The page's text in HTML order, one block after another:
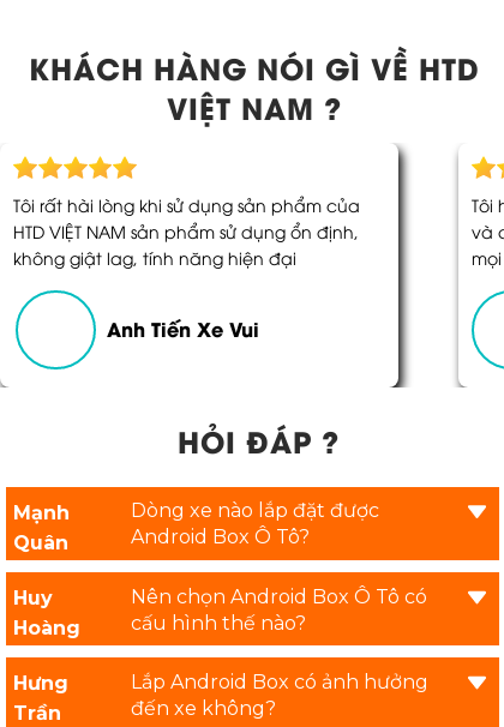
KHÁCH HÀNG NÓI GÌ VỀ HTD
VIỆT NAM ?
Tôi rất hài lòng khi sử dụng sản phẩm của
HTD VIỆT NAM sản phẩm sử dụng ổn định,
không giật lag, tính năng hiện đại
Anh Tiến Xe Vui
Tôi
và
HỎI ĐÁP ?
Hưng
Trần
Lắp Android Box có ảnh hưởng
đến xe không?
Huy
Hoàng
Nên chọn Android Box Ô Tô có
cấu hình thế nào?
Mạnh
Quân
Dòng xe nào lắp đặt được
Android Box Ô Tô?